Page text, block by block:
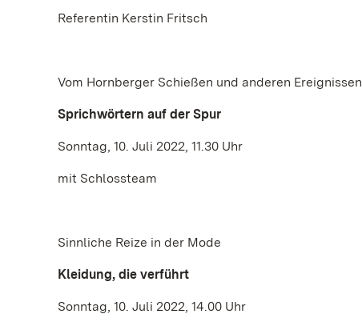
Referentin Kerstin Fritsch
Vom Hornberger Schießen und anderen Ereignissen
Sprichwörtern auf der Spur
Sonntag, 10. Juli 2022, 11.30 Uhr
mit Schlossteam
Sinnliche Reize in der Mode
Kleidung, die verführt
Sonntag, 10. Juli 2022, 14.00 Uhr